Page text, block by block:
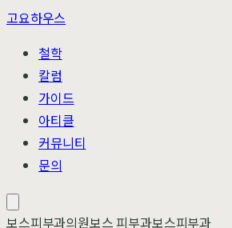
고요하우스
철학
칼럼
가이드
아티클
커뮤니티
문의
보스피부과의원보스 피부과보스피부과